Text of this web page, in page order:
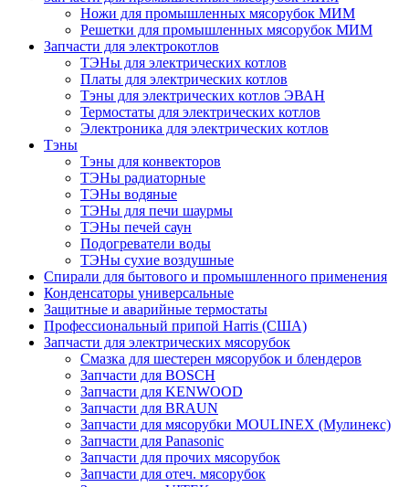
Ножи для промышленных мясорубок МИМ
Решетки для промышленных мясорубок МИМ
Запчасти для электрокотлов
ТЭНы для электрических котлов
Платы для электрических котлов
Тэны для электрических котлов ЭВАН
Термостаты для электрических котлов
Электроника для электрических котлов
Тэны
Тэны для конвекторов
ТЭНы радиаторные
ТЭНы водяные
ТЭНы для печи шаурмы
ТЭНы печей саун
Подогреватели воды
ТЭНы сухие воздушные
Спирали для бытового и промышленного применения
Конденсаторы универсальные
Защитные и аварийные термостаты
Профессиональный припой Harris (США)
Запчасти для электрических мясорубок
Смазка для шестерен мясорубок и блендеров
Запчасти для BOSCH
Запчасти для KENWOOD
Запчасти для BRAUN
Запчасти для мясорубки MOULINEX (Мулинекс)
Запчасти для Panasonic
Запчасти для прочих мясорубок
Запчасти для отеч. мясорубок